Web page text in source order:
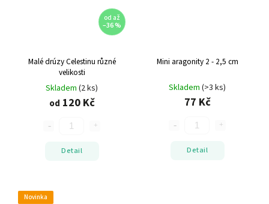
od až
–36 %
Malé drúzy Celestinu různé
velikosti
Skladem (2 ks)
od 120 Kč
Detail
Mini aragonity 2 - 2,5 cm
Skladem (>3 ks)
77 Kč
Detail
Novinka